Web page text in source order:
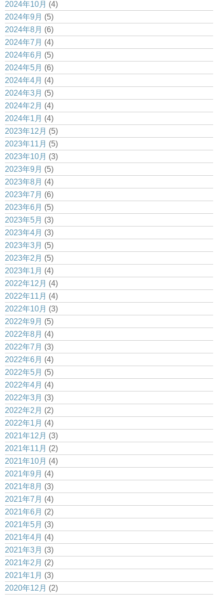
2024年10月 (4)
2024年9月 (5)
2024年8月 (6)
2024年7月 (4)
2024年6月 (5)
2024年5月 (6)
2024年4月 (4)
2024年3月 (5)
2024年2月 (4)
2024年1月 (4)
2023年12月 (5)
2023年11月 (5)
2023年10月 (3)
2023年9月 (5)
2023年8月 (4)
2023年7月 (6)
2023年6月 (5)
2023年5月 (3)
2023年4月 (3)
2023年3月 (5)
2023年2月 (5)
2023年1月 (4)
2022年12月 (4)
2022年11月 (4)
2022年10月 (3)
2022年9月 (5)
2022年8月 (4)
2022年7月 (3)
2022年6月 (4)
2022年5月 (5)
2022年4月 (4)
2022年3月 (3)
2022年2月 (2)
2022年1月 (4)
2021年12月 (3)
2021年11月 (2)
2021年10月 (4)
2021年9月 (4)
2021年8月 (3)
2021年7月 (4)
2021年6月 (2)
2021年5月 (3)
2021年4月 (4)
2021年3月 (3)
2021年2月 (2)
2021年1月 (3)
2020年12月 (2)